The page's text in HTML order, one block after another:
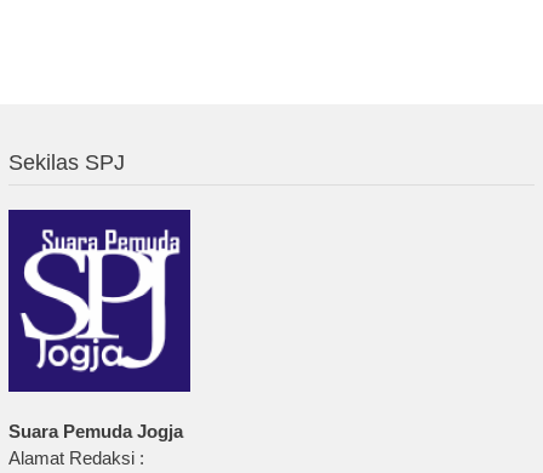
Sekilas SPJ
Suara Pemuda Jogja
Alamat Redaksi :